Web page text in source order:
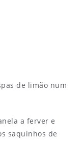
de limão num
a ferver e
saquinhos de